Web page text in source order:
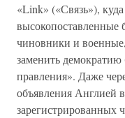
«Link» («Связь»),
высокопоставленные
чиновники и военные,
заменить
правления». Даже
объявления Англией
зарегистрированных